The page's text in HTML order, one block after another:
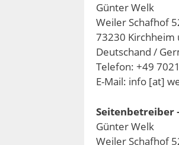
Günter Welk
Weiler Schafhof
73230 Kirchheim
Deutschand /
Telefon: +49
E-Mail: info [at]
Seitenbetreiber
Günter Welk
Weiler Schafhof